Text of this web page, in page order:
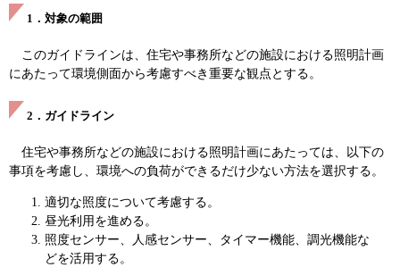
1．対象の範囲
このガイドラインは、住宅や事務所などの施設における照明計画
にあたって環境側面から考慮すべき重要な観点とする。
2．ガイドライン
住宅や事務所などの施設における照明計画にあたっては、以下の
事項を考慮し、環境への負荷ができるだけ少ない方法を選択する。
適切な照度について考慮する。
昼光利用を進める。
照度センサー、人感センサー、タイマー機能、調光機能な
どを活用する。